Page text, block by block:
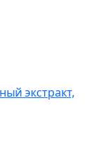
экстракт,